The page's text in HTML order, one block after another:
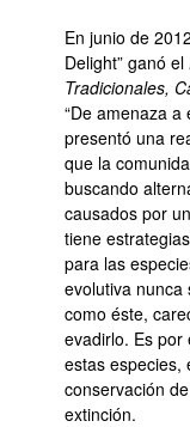
En junio de
Delight” ganó el
Tradicionales,
“De amenaza
presentó una
que la
buscando
causados por
tiene
para las
evolutiva
como éste,
evadirlo. Es
estas especies,
conservación
extinción.